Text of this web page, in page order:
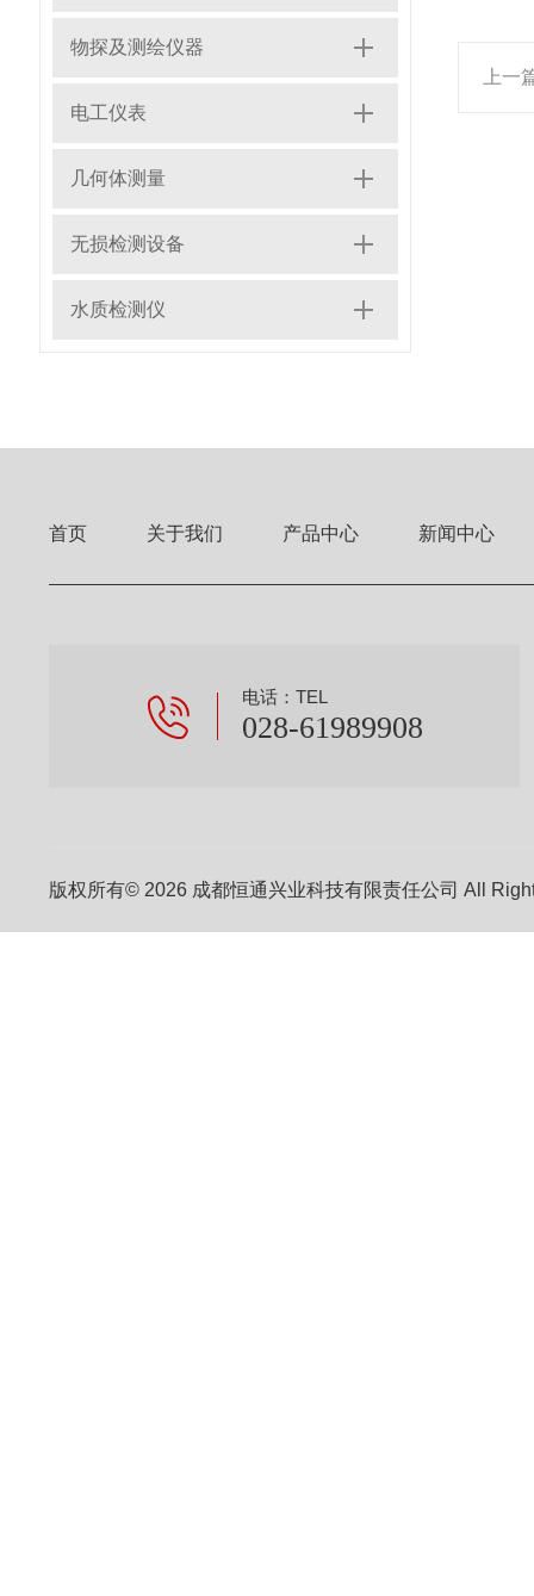
物探及测绘仪器
电工仪表
几何体测量
无损检测设备
水质检测仪
上一
首页 关于我们 产品中心 新闻中心
电话：TEL
028-61989908
版权所有© 2026 成都恒通兴业科技有限责任公司 All